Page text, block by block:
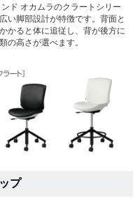
ド オカムラのクラートシリー
い脚部設計が特徴です。背面と
かると体に追従し、背が後方に
の高さが選べます。
プ